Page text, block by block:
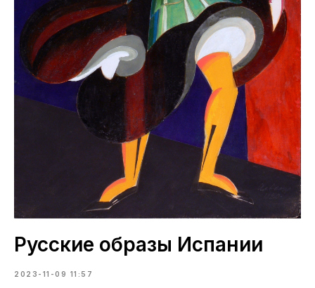
Русские образы Испании
2023-11-09 11:57